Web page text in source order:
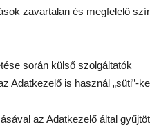
zavartalan és megfelelő
során külső szolgáltatók
Adatkezelő is használ „süti”-
az Adatkezelő által